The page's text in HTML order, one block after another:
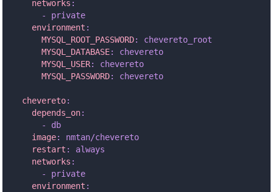
    networks
:
      -
private
    environment
:
      MYSQL_ROOT_PASSWORD
:
chevereto_root
      MYSQL_DATABASE
:
chevereto
      MYSQL_USER
:
chevereto
      MYSQL_PASSWORD
: chevereto
  chevereto
:
    depends_on
:
      -
db
    image
:
nmtan/chevereto
    restart
:
always
    networks
:
      -
private
    environment
: